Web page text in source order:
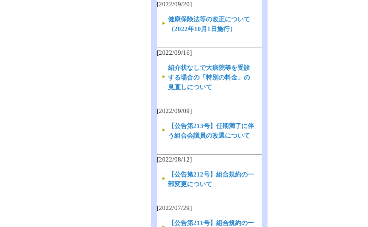
[2022/09/20]
健康保険法等の改正について
（2022年10月1日施行）
[2022/09/16]
紹介状なしで大病院等を受診
する場合の「特別の料金」の
見直しについて
[2022/09/09]
【公告第213号】任期満了に伴
う組合会議員の改選について
[2022/08/12]
【公告第212号】組合規約の一
部変更について
[2022/07/29]
【公告第211号】組合規約の一